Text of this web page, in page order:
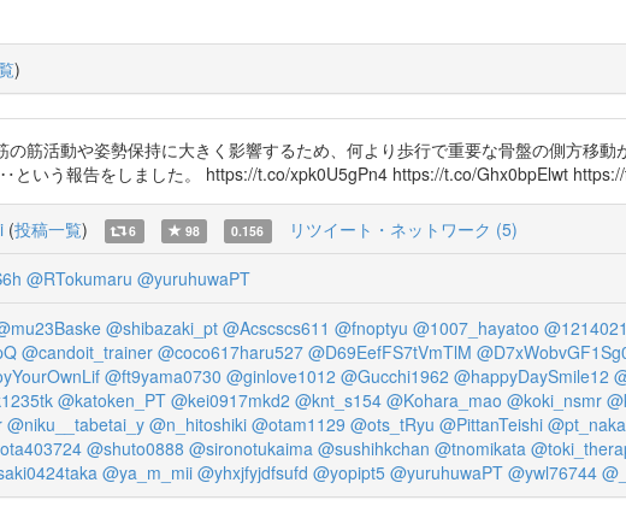
)
筋活動や姿勢保持に大きく影響するため、何より歩行で重要な骨盤の側方移
いう報告をしました。 https://t.co/xpk0U5gPn4 https://t.co/Ghx0bpElwt
(投稿一覧) 6 98 0.156 リツイート・ネットワーク (5)
@RTokumaru @yuruhuwaPT
@shibazaki_pt @Acscscs611 @fnoptyu @1007_hayatoo @1214021
@candoit_trainer @coco617haru527 @D69EefFS7tVmTlM
@ft9yama0730 @ginlove1012 @Gucchi1962 @happyDaySmile12
@katoken_PT @kei0917mkd2 @knt_s154 @Kohara_mao @koki_nsmr
@niku__tabetai_y @n_hitoshiki @otam1129 @ots_tRyu @PittanTeishi
@shuto0888 @sironotukaima @sushihkchan @tnomikata
@ya_m_mii @yhxjfyjdfsufd @yopipt5 @yuruhuwaPT @ywl76744